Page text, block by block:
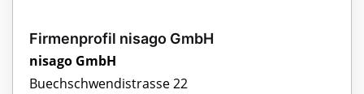
Firmenprofil nisago GmbH
nisago GmbH
Buechschwendistrasse 22